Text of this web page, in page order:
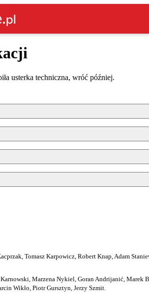
usterka techniczna, wróć później.
Tomasz Karpowicz, Robert Knap, Adam
Marzena Nykiel, Goran Andrijanić, Marek
Wikło, Piotr Gursztyn, Jerzy Szmit.